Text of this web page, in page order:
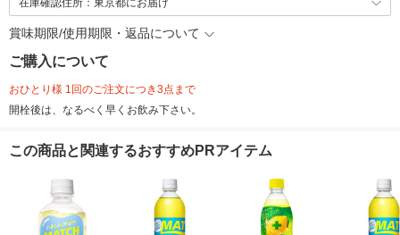
在庫確認住所：東京都にお届け
賞味期限/使用期限・返品について
ご購入について
おひとり様 1回のご注文につき3点まで
開栓後は、なるべく早くお飲み下さい。
この商品と関連するおすすめPRアイテム